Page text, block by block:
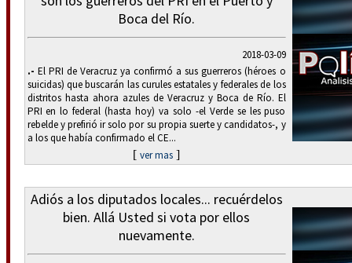
Boca del Río.
2018-03-09
.- El PRI de Veracruz ya confirmó a sus guerreros (héroes o
suicidas) que buscarán las curules estatales y federales de los
distritos hasta ahora azules de Veracruz y Boca de Río. El
PRI en lo federal (hasta hoy) va solo -el Verde se les puso
rebelde y prefirió ir solo por su propia suerte y candidatos-, y
a los que había confirmado el CE...
[ ver mas ]
Adiós a los diputados locales... recuérdelos
bien. Allá Usted si vota por ellos
nuevamente.